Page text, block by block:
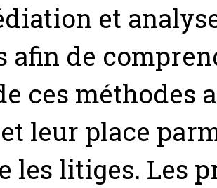
et
afin de
ces méthodes
leur place
les litiges. Les